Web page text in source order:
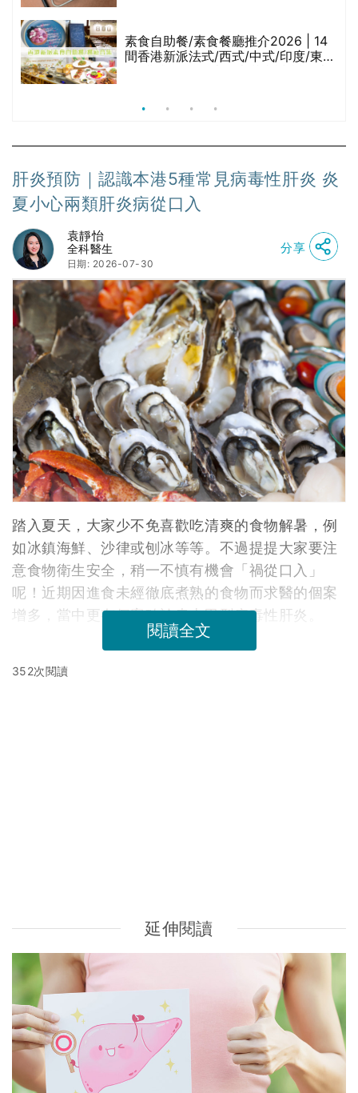
素食自助餐/素食餐廳推介2026 | 14
間香港新派法式/西式/中式/印度/東南
肝炎預防｜認識本港5種常見病毒性肝炎 炎
夏小心兩類肝炎病從口入
袁靜怡
全科醫生
日期: 2026-07-30
分享
踏入夏天，大家少不免喜歡吃清爽的食物解暑，例
如冰鎮海鮮、沙律或刨冰等等。不過提提大家要注
意食物衛生安全，稍一不慎有機會「禍從口入」
呢！近期因進食未經徹底煮熟的食物而求醫的個案
增多，當中更有個案確診患上甲型病毒性肝炎。
閱讀全文
352次閱讀
世界肝炎日｜甲型vs乙型vs丙型肝炎成因、病徵要知道！